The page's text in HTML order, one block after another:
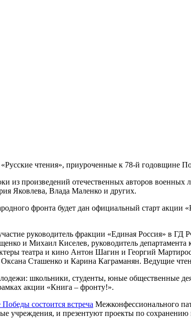
чтения», приуроченные к 78-й годовщине
из произведений отечественных авторов
Яковлева, Влада Маленко и других.
фронта будет дан официальный старт
руководитель фракции «Единая Россия» в ГД
и Михаил Киселев, руководитель
театра и кино Антон Шагин и Георгий
Сташенко и Карина Каграманян. Ведущие
школьники, студенты, юные общественные
акции «Книга – фронту!».
состоится встреча Межконфессионального
учреждения, и презентуют проекты по сохранению